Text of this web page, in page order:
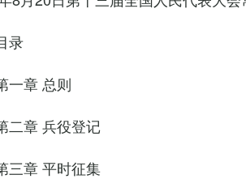
录
一章 总则
二章 兵役登记
三章 平时征集